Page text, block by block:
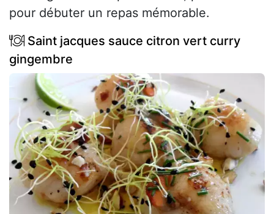
pour débuter un repas mémorable.
Saint jacques sauce citron vert curry
gingembre